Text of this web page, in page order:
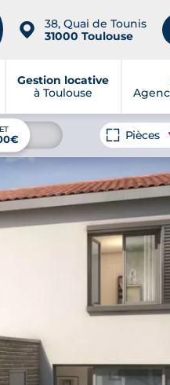
📍
38, Quai de Tounis
31000 Toulouse
Gestion locative
à Toulouse
Pièces